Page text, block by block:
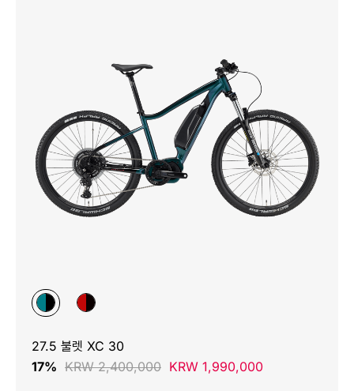
27.5 불렛 XC 30
17% KRW 2,400,000 KRW 1,990,000